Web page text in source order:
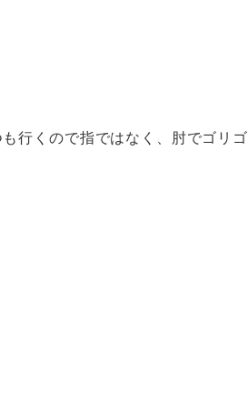
行くので指ではなく、肘でゴリゴ